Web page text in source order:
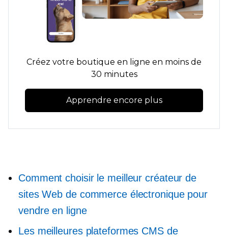
Créez votre boutique en ligne en moins de
30 minutes
Apprendre encore plus
Comment choisir le meilleur créateur de
sites Web de commerce électronique pour
vendre en ligne
Les meilleures plateformes CMS de